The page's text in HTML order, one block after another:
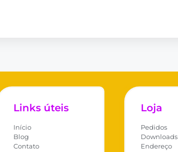
Links úteis
Início
Blog
Contato
Loja
Pedidos
Downloads
Endereço